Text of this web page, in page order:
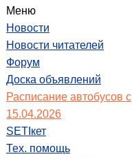
Меню
Новости
Новости читателей
Форум
Доска объявлений
Расписание автобусов с
15.04.2026
SETIкет
Тех. помощь